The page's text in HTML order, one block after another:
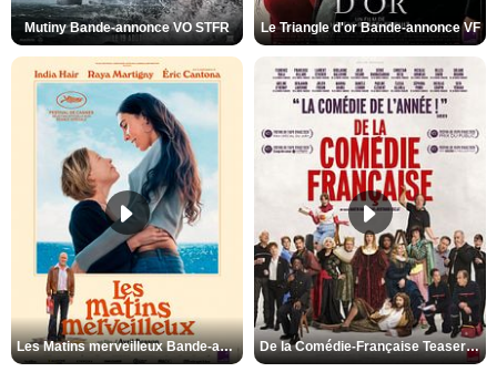
Mutiny Bande-annonce VO STFR Le Triangle d'or Bande-annonce VF
Les Matins merveilleux Bande-annonce VF De la Comédie-Française Teaser VF